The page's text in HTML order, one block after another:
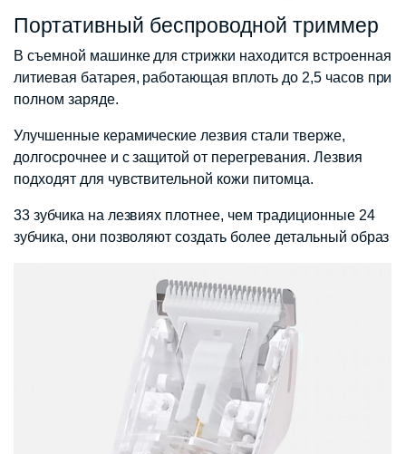
Портативный беспроводной триммер
В съемной машинке для стрижки находится встроенная
литиевая батарея, работающая вплоть до 2,5 часов при
полном заряде.
Улучшенные керамические лезвия стали тверже,
долгосрочнее и с защитой от перегревания. Лезвия
подходят для чувствительной кожи питомца.
33 зубчика на лезвиях плотнее, чем традиционные 24
зубчика, они позволяют создать более детальный образ